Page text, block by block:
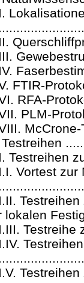
FTIR-
RFA-
PLM-
Testreihen
Testreihen
Vortest
lokalen
Testreihe